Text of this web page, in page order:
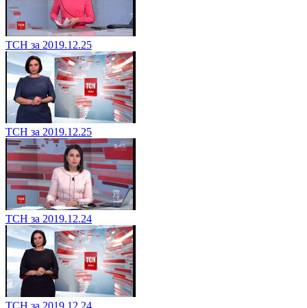
ТСН за 2019.12.25
ТСН за 2019.12.25
ТСН за 2019.12.24
ТСН за 2019.12.24